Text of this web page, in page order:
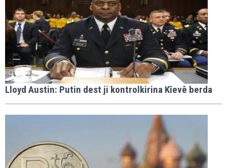
Lloyd Austin: Putin dest ji kontrolkirina Kîevê berda